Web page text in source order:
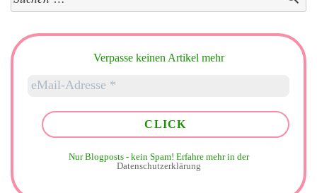
nach:
Verpasse keinen Artikel mehr
Nur Blogposts - kein Spam! Erfahre mehr in der
Datenschutzerklärung